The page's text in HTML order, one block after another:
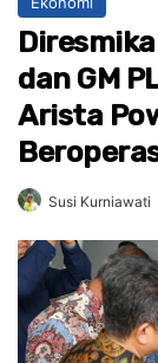
dan GM
Arista
Susi Kurniawati